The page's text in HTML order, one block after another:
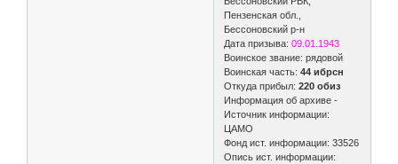
Пензенская обл.,
Бессоновский р-н
Дата призыва:09.01.1943
Воинское звание: рядовой
Воинская часть:44 ибрсн
Откуда прибыл: 220 обиз
Информация об архиве -
Источник информации:
ЦАМО
Фонд ист. информации: 33526
Опись ист. информации: